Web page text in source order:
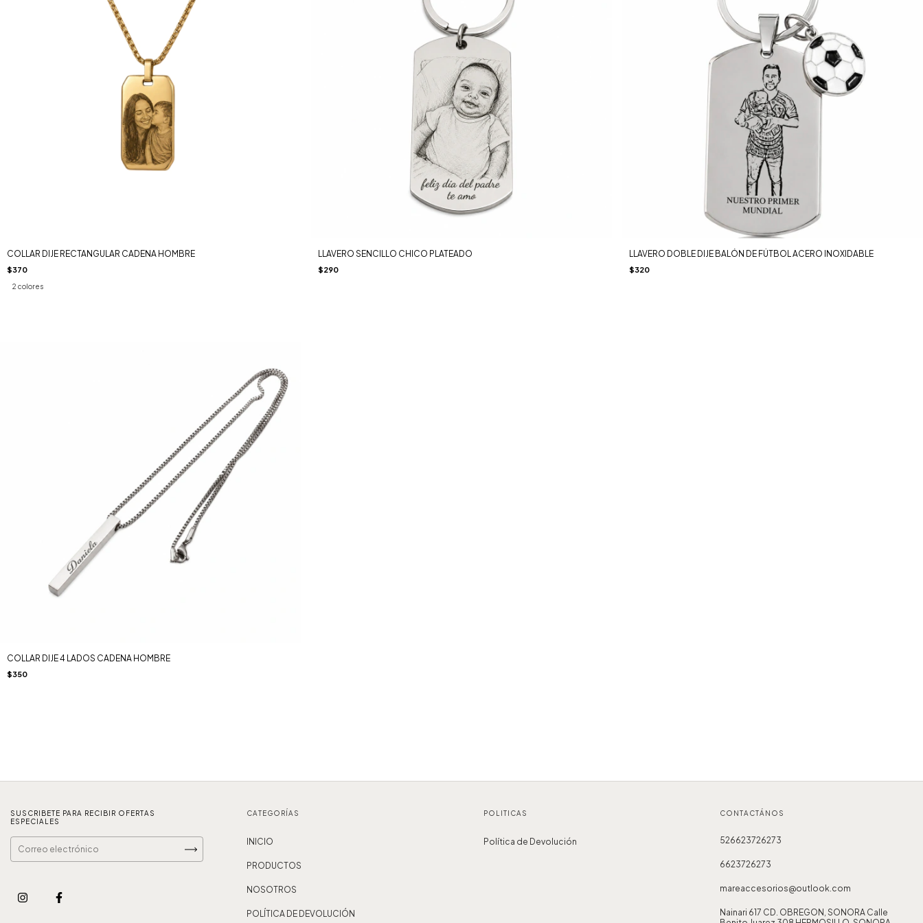
COLLAR DIJE RECTANGULAR CADENA HOMBRE
$370
2 colores
LLAVERO SENCILLO CHICO PLATEADO
$290
LLAVERO DOBLE DIJE BALÓN DE FÚTBOL ACERO INOXIDABLE
$320
COLLAR DIJE 4 LADOS CADENA HOMBRE
$350
SUSCRIBETE PARA RECIBIR OFERTAS
ESPECIALES
CATEGORÍAS
INICIO
PRODUCTOS
NOSOTROS
POLÍTICA DE DEVOLUCIÓN
POLITICAS
Política de Devolución
CONTACTÁNOS
526623726273
6623726273
mareaccesorios@outlook.com
Nainari 617 CD. OBREGON, SONORA Calle